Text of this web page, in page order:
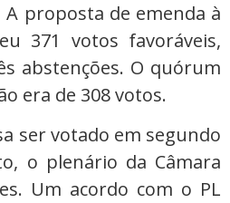
proposta de emenda à
371 votos favoráveis,
abstenções. O quórum
era de 308 votos.
ser votado em segundo
o plenário da Câmara
Um acordo com o PL